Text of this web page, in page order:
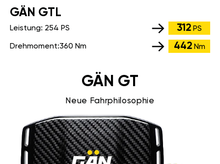
GÄN GTL
Leistung: 254 PS 312 PS
Drehmoment:360 Nm 442 Nm
GÄN GT
Neue Fahrphilosophie